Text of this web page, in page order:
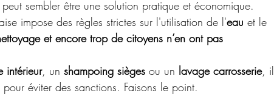
sembler être une solution pratique et économique.
impose des règles strictes sur l'utilisation de l'eau et le
et encore trop de citoyens n’en ont pas
intérieur, un shampoing sièges ou un lavage carrosserie, il
éviter des sanctions. Faisons le point.